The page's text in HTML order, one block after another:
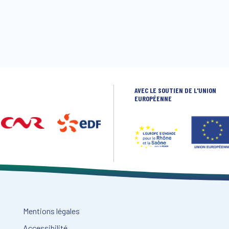
AVEC LE SOUTIEN DE L'UNION
EUROPÉENNE
Mentions légales